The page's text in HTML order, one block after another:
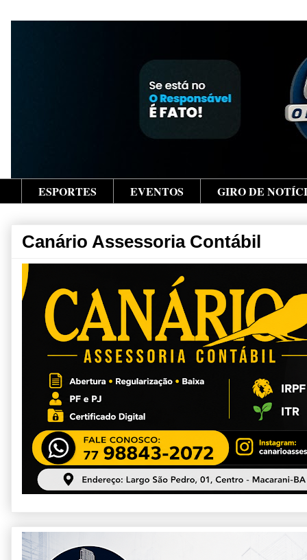
ESPORTES EVENTOS GIRO DE
Canário Assessoria Contábil